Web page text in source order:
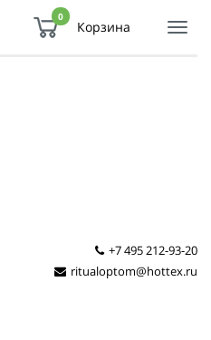
0
Корзина
+7 495 212-93-20
ritualoptom@hottex.ru